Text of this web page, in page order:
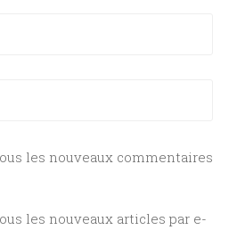
les nouveaux commentaires
les nouveaux articles par e-